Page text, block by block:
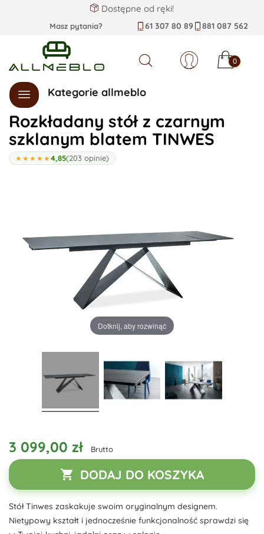
Dostępne od ręki!
Masz pytania? 61 307 80 89 881 087 562
Szukaj 0
Kategorie allmeblo
Rozkładany stół z czarnym
szklanym blatem TINWES
★★★★★4,85(203 opinie)
Dotknij, aby rozwinąć
3 099,00 zł Brutto
 DODAJ DO KOSZYKA
Stół Tinwes zaskakuje swoim oryginalnym designem.
Nietypowy kształt i jednocześnie funkcjonalność sprawdzi się